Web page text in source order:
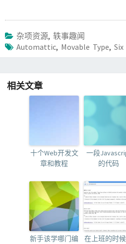
杂项资源, 轶事趣闻
Automattic, Movable Type,
相关文章
十个Web开发文
章和教程
一段
的代码
新手该学哪门编
在上班的时